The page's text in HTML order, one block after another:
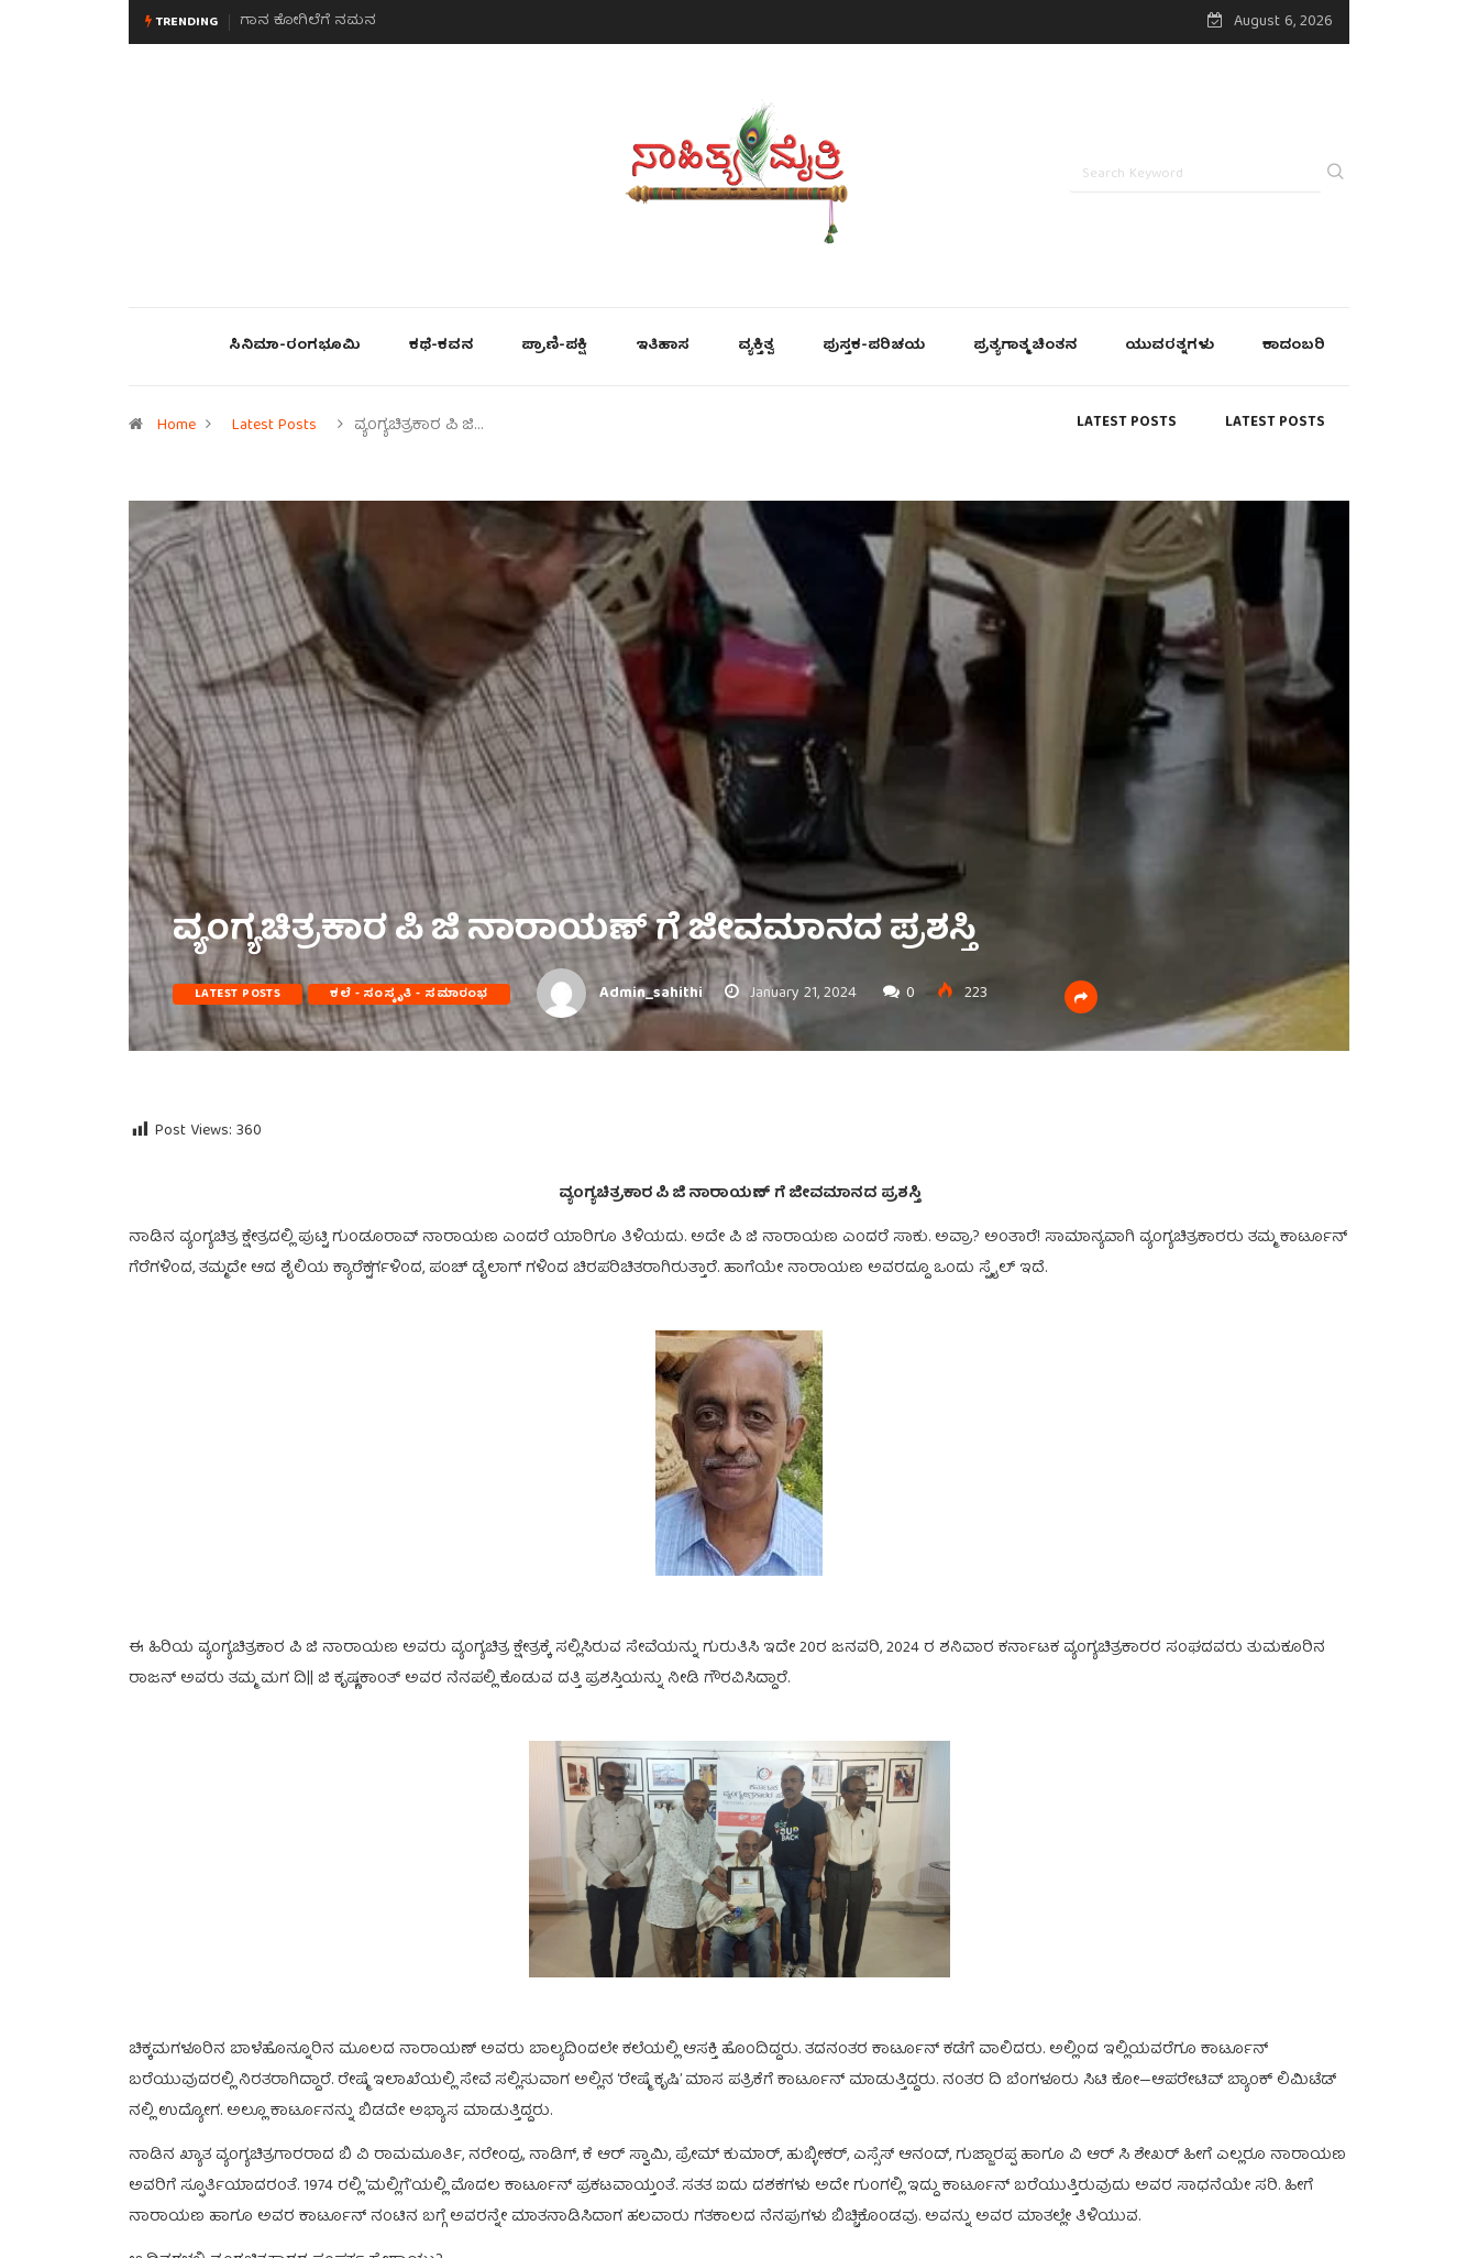
TRENDING ಮನಸಿನ ಸವಿಭಾವ August 6, 2026
ಸಿನಿಮಾ-ರಂಗಭೂಮಿ ಕಥೆ-ಕವನ ಪ್ರಾಣಿ-ಪಕ್ಷಿ ಇತಿಹಾಸ ವ್ಯಕ್ತಿತ್ವ ಪುಸ್ತಕ-ಪರಿಚಯ ಪ್ರತ್ಯಗಾತ್ಮ ಚಿಂತನ ಯುವರತ್ನಗಳು ಕಾದಂಬರಿ
LATEST POSTS LATEST POSTS
Home Latest Posts ವ್ಯಂಗ್ಯಚಿತ್ರಕಾರ ಪಿ ಜಿ…
ವ್ಯಂಗ್ಯಚಿತ್ರಕಾರ ಪಿ ಜಿ ನಾರಾಯಣ್ ಗೆ ಜೀವಮಾನದ ಪ್ರಶಸ್ತಿ
LATEST POSTS ಕಲೆ - ಸಂಸ್ಕೃತಿ - ಸಮಾರಂಭ Admin_sahithi January 21, 2024 0 223
Post Views: 360
ವ್ಯಂಗ್ಯಚಿತ್ರಕಾರ ಪಿ ಜಿ ನಾರಾಯಣ್ ಗೆ ಜೀವಮಾನದ ಪ್ರಶಸ್ತಿ
ನಾಡಿನ ವ್ಯಂಗ್ಯಚಿತ್ರ ಕ್ಷೇತ್ರದಲ್ಲಿ ಪುಟ್ಟಿ ಗುಂಡೂರಾವ್ ನಾರಾಯಣ ಎಂದರೆ ಯಾರಿಗೂ ತಿಳಿಯದು. ಅದೇ ಪಿ ಜಿ ನಾರಾಯಣ ಎಂದರೆ ಸಾಕು. ಅವ್ರಾ? ಅಂತಾರೆ! ಸಾಮಾನ್ಯವಾಗಿ ವ್ಯಂಗ್ಯಚಿತ್ರಕಾರರು ತಮ್ಮ ಕಾರ್ಟೂನ್
ಗೆರೆಗಳಿಂದ, ತಮ್ಮದೇ ಆದ ಶೈಲಿಯ ಕ್ಯಾರೆಕ್ಟರ್ಗಳಿಂದ, ಪಂಚ್ ಡೈಲಾಗ್ ಗಳಿಂದ ಚಿರಪರಿಚಿತರಾಗಿರುತ್ತಾರೆ. ಹಾಗೆಯೇ ನಾರಾಯಣ ಅವರದ್ದೂ ಒಂದು ಸ್ಟೈಲ್ ಇದೆ.
ಈ ಹಿರಿಯ ವ್ಯಂಗ್ಯಚಿತ್ರಕಾರ ಪಿ ಜಿ ನಾರಾಯಣ ಅವರು ವ್ಯಂಗ್ಯಚಿತ್ರ ಕ್ಷೇತ್ರಕ್ಕೆ ಸಲ್ಲಿಸಿರುವ ಸೇವೆಯನ್ನು ಗುರುತಿಸಿ ಇದೇ 20ರ ಜನವರಿ, 2024 ರ ಶನಿವಾರ ಕರ್ನಾಟಕ ವ್ಯಂಗ್ಯಚಿತ್ರಕಾರರ ಸಂಘದವರು ತುಮಕೂರಿನ
ರಾಜನ್ ಅವರು ತಮ್ಮ ಮಗ ದಿ|| ಜಿ ಕೃಷ್ಣಕಾಂತ್ ಅವರ ನೆನಪಲ್ಲಿ ಕೊಡುವ ದತ್ತಿ ಪ್ರಶಸ್ತಿಯನ್ನು ನೀಡಿ ಗೌರವಿಸಿದ್ದಾರೆ.
ಚಿಕ್ಕಮಗಳೂರಿನ ಬಾಳೆಹೊನ್ನೂರಿನ ಮೂಲದ ನಾರಾಯಣ್ ಅವರು ಬಾಲ್ಯದಿಂದಲೇ ಕಲೆಯಲ್ಲಿ ಆಸಕ್ತಿ ಹೊಂದಿದ್ದರು. ತದನಂತರ ಕಾರ್ಟೂನ್ ಕಡೆಗೆ ವಾಲಿದರು. ಅಲ್ಲಿಂದ ಇಲ್ಲಿಯವರೆಗೂ ಕಾರ್ಟೂನ್‌
ಬರೆಯುವುದರಲ್ಲಿ ನಿರತರಾಗಿದ್ದಾರೆ. ರೇಷ್ಮೆ ಇಲಾಖೆಯಲ್ಲಿ ಸೇವೆ ಸಲ್ಲಿಸುವಾಗ ಅಲ್ಲಿನ ‘ರೇಷ್ಮೆ ಕೃಷಿ’ ಮಾಸ ಪತ್ರಿಕೆಗೆ ಕಾರ್ಟೂನ್ ಮಾಡುತ್ತಿದ್ದರು. ನಂತರ ದಿ ಬೆಂಗಳೂರು ಸಿಟಿ ಕೋ—ಆಪರೇಟಿವ್ ಬ್ಯಾಂಕ್ ಲಿಮಿಟೆಡ್
ನಲ್ಲಿ ಉದ್ಯೋಗ. ಅಲ್ಲೂ ಕಾರ್ಟೂನನ್ನು ಬಿಡದೇ ಅಭ್ಯಾಸ ಮಾಡುತ್ತಿದ್ದರು.
ನಾಡಿನ ಖ್ಯಾತ ವ್ಯಂಗ್ಯಚಿತ್ರಗಾರರಾದ ಬಿ ವಿ ರಾಮಮೂರ್ತಿ, ನರೇಂದ್ರ, ನಾಡಿಗ್, ಕೆ ಆರ್ ಸ್ವಾಮಿ, ಪ್ರೇಮ್ ಕುಮಾರ್, ಹುಬ್ಳೀಕರ್, ಎಸ್ಸೆಸ್ ಆನಂದ್, ಗುಜ್ಜಾರಪ್ಪ ಹಾಗೂ ವಿ ಆರ್ ಸಿ ಶೇಖರ್ ಹೀಗೆ ಎಲ್ಲರೂ ನಾರಾಯಣ
ಅವರಿಗೆ ಸ್ಫೂರ್ತಿಯಾದರಂತೆ. 1974 ರಲ್ಲಿ ‘ಮಲ್ಲಿಗೆ’ಯಲ್ಲಿ ಮೊದಲ ಕಾರ್ಟೂನ್ ಪ್ರಕಟವಾಯ್ತಂತೆ. ಸತತ ಐದು ದಶಕಗಳು ಅದೇ ಗುಂಗಲ್ಲಿ ಇದ್ದು ಕಾರ್ಟೂನ್ ಬರೆಯುತ್ತಿರುವುದು ಅವರ ಸಾಧನೆಯೇ ಸರಿ. ಹೀಗೆ
ನಾರಾಯಣ ಹಾಗೂ ಅವರ ಕಾರ್ಟೂನ್ ನಂಟಿನ ಬಗ್ಗೆ ಅವರನ್ನೇ ಮಾತನಾಡಿಸಿದಾಗ ಹಲವಾರು ಗತಕಾಲದ ನೆನಪುಗಳು ಬಿಚ್ಚಿಕೊಂಡವು. ಅವನ್ನು ಅವರ ಮಾತಲ್ಲೇ ತಿಳಿಯುವ‌.